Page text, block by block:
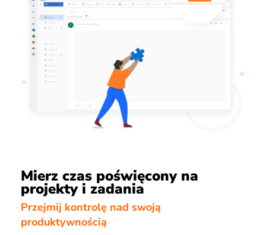
Mierz czas poświęcony na
projekty i zadania
Przejmij kontrolę nad swoją
produktywnością